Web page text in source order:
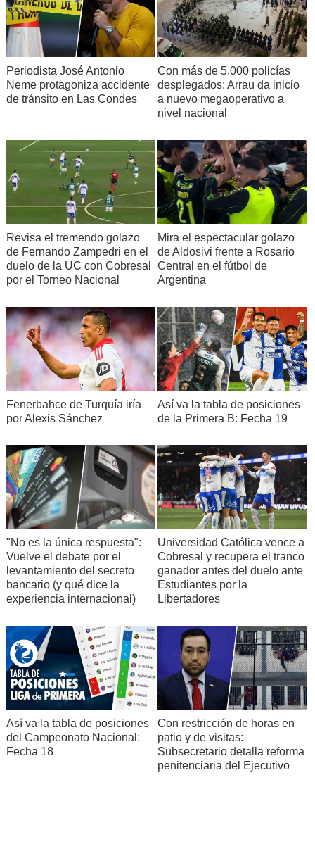
Periodista José Antonio
Neme protagoniza accidente
de tránsito en Las Condes
Con más de 5.000 policías
desplegados: Arrau da inicio
a nuevo megaoperativo a
nivel nacional
Revisa el tremendo golazo
de Fernando Zampedri en el
duelo de la UC con Cobresal
por el Torneo Nacional
Mira el espectacular golazo
de Aldosivi frente a Rosario
Central en el fútbol de
Argentina
Fenerbahce de Turquía iría
por Alexis Sánchez
Así va la tabla de posiciones
de la Primera B: Fecha 19
"No es la única respuesta":
Vuelve el debate por el
levantamiento del secreto
bancario (y qué dice la
experiencia internacional)
Universidad Católica vence a
Cobresal y recupera el tranco
ganador antes del duelo ante
Estudiantes por la
Libertadores
Así va la tabla de posiciones
del Campeonato Nacional:
Fecha 18
Con restricción de horas en
patio y de visitas:
Subsecretario detalla reforma
penitenciaria del Ejecutivo